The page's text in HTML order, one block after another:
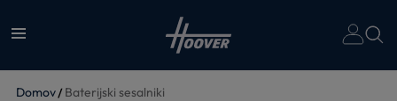
Domov Baterijski sesalniki